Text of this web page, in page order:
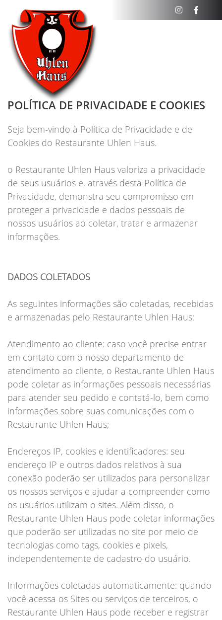
POLÍTICA DE PRIVACIDADE E COOKIES
Seja bem-vindo à Política de Privacidade e de
Cookies do Restaurante Uhlen Haus.
o Restaurante Uhlen Haus valoriza a privacidade
de seus usuários e, através desta Política de
Privacidade, demonstra seu compromisso em
proteger a privacidade e dados pessoais de
nossos usuários ao coletar, tratar e armazenar
informações.
DADOS COLETADOS
As seguintes informações são coletadas, recebidas
e armazenadas pelo Restaurante Uhlen Haus:
Atendimento ao cliente: caso você precise entrar
em contato com o nosso departamento de
atendimento ao cliente, o Restaurante Uhlen Haus
pode coletar as informações pessoais necessárias
para atender seu pedido e contatá-lo, bem como
informações sobre suas comunicações com o
Restaurante Uhlen Haus;
Endereços IP, cookies e identificadores: seu
endereço IP e outros dados relativos à sua
conexão poderão ser utilizados para personalizar
os nossos serviços e ajudar a compreender como
os usuários utilizam o sites. Além disso, o
Restaurante Uhlen Haus pode coletar informações
que poderão ser utilizadas no site por meio de
tecnologias como tags, cookies e pixels,
independentemente de cadastro do usuário.
Informações coletadas automaticamente: quando
você acessa os Sites ou serviços de terceiros, o
Restaurante Uhlen Haus pode receber e registrar